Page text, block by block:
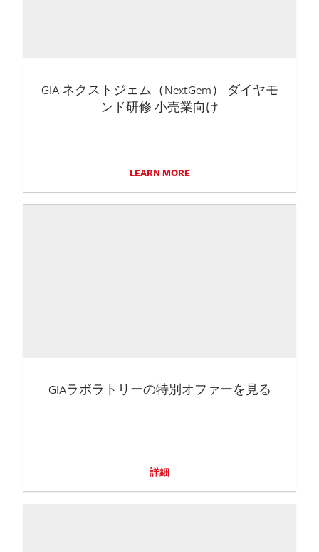
GIA ネクストジェム（NextGem） ダイヤモ
ンド研修 小売業向け
LEARN MORE
GIAラボラトリーの特別オファーを見る
詳細